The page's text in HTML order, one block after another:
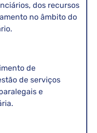
dos recursos
no âmbito do
de
de serviços
e